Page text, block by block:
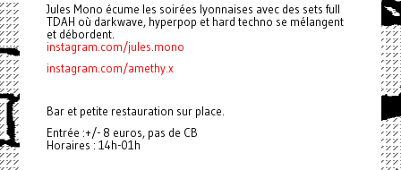
Jules Mono écume les soirées lyonnaises avec des sets full
TDAH où darkwave, hyperpop et hard techno se mélangent
et débordent.
instagram.com/jules.mono
instagram.com/amethy.x
Bar et petite restauration sur place.
Entrée :+/- 8 euros, pas de CB
Horaires : 14h-01h